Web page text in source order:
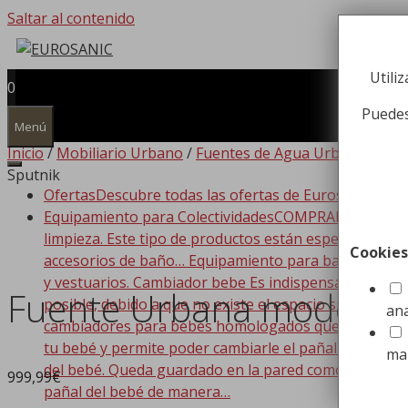
Saltar al contenido
0
Menú
OfertasDescubre todas las ofertas de Eurosanic!!!
Equipamiento para ColectividadesCOMPRAR
limpieza. Este tipo de productos están
accesorios de baño… Equipamiento para baño
y vestuarios. Cambiador bebe Es indispensable que
posible, debido a que no existe el espacio suficiente
cambiadores para bebés homologados que se
tu bebé y permite poder cambiarle el pañal de
del bebé. Queda guardado en la pared como si de
pañal del bebé de manera…
Inicio/Mobiliario Urbano / Fuentes de Agua Urbanas
Sputnik
Fuente Urbana modelo
999,99€
Cookies